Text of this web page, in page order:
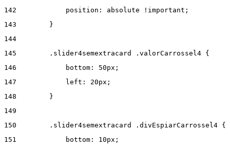
142
            position: absolute !important;
143
        }
144
145
        .slider4semextracard .valorCarrossel4 {
146
            bottom: 50px;
147
            left: 20px;
148
        }
149
150
        .slider4semextracard .divEspiarCarrossel4 {
151
            bottom: 10px;